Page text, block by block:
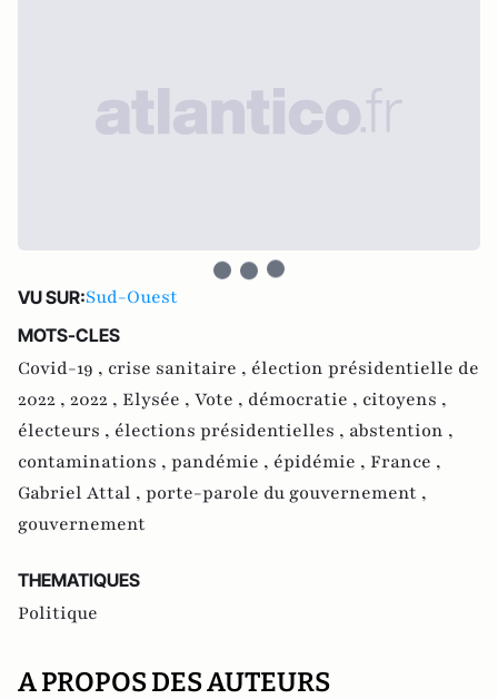
VU SUR:Sud-Ouest
MOTS-CLES
Covid-19 , crise sanitaire , élection présidentielle de
2022 , 2022 , Elysée , Vote , démocratie , citoyens ,
électeurs , élections présidentielles , abstention ,
contaminations , pandémie , épidémie , France ,
Gabriel Attal , porte-parole du gouvernement ,
gouvernement
THEMATIQUES
Politique
A PROPOS DES AUTEURS